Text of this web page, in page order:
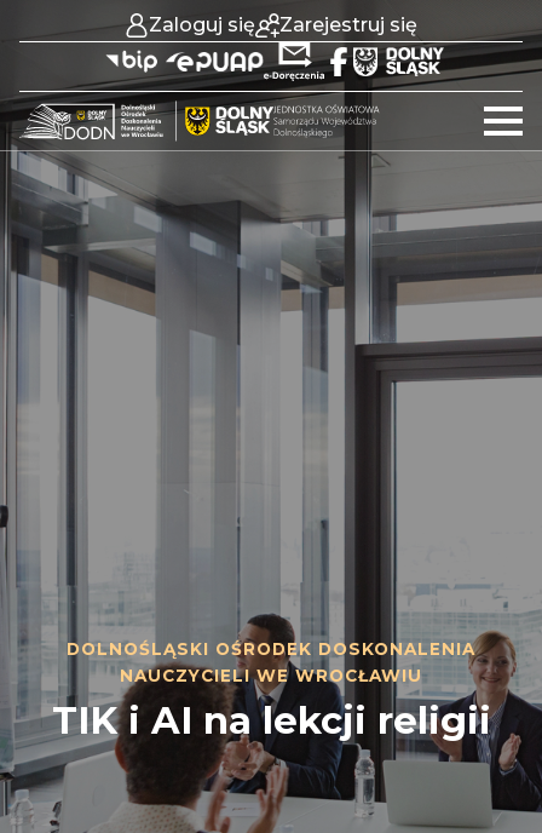
Zaloguj się Zarejestruj się
DOLNOŚLĄSKI OŚRODEK DOSKONALENIA
NAUCZYCIELI WE WROCŁAWIU
TIK i AI na lekcji religii